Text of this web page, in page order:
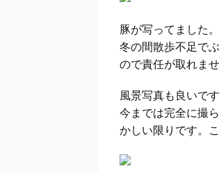
豚が写ってました。
冬の間散歩不足で
ので責任が取れませ
風景写真も良いで
今までは完全に撮
かしい限りです。